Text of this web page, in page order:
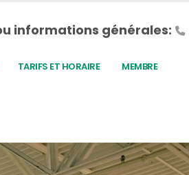
informations générales:
TARIFS ET HORAIRE MEMBRE